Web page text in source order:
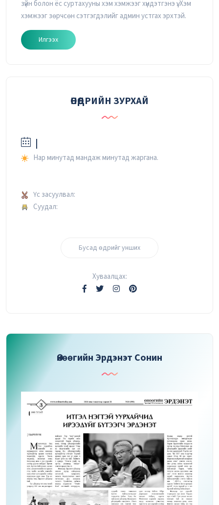
зүйн болон ёс суртахууны хэм хэмжээг хүндэтгэнэ үү. Хэм
хэмжээг зөрчсөн сэтгэгдэлийг админ устгах эрхтэй.
Илгээх
ӨНӨӨДРИЙН ЗУРХАЙ
|
Нар минутад мандаж минутад жаргана.
Үс засуулвал:
Суудал:
Бусад өдрийг унших
Хуваалцах:
Өнөөгийн Эрдэнэт Сонин